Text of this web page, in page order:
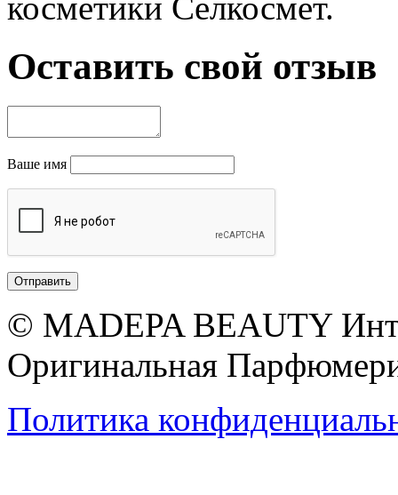
Оставить свой отзыв
Ваше имя
© MADEPA BEAUTY
Оригинальная
Политика